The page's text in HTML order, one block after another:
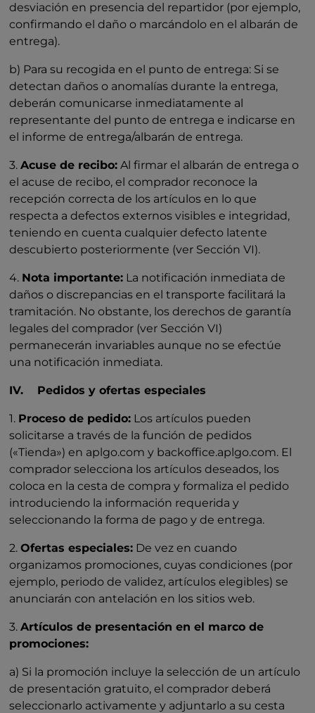
desviación en presencia del repartidor (por ejemplo,
confirmando el daño o marcándolo en el albarán de
entrega).
b) Para su recogida en el punto de entrega: Si se
detectan daños o anomalías durante la entrega,
deberán comunicarse inmediatamente al
representante del punto de entrega e indicarse en
el informe de entrega/albarán de entrega.
3.Acuse de recibo: Al firmar el albarán de entrega o
el acuse de recibo, el comprador reconoce la
recepción correcta de los artículos en lo que
respecta a defectos externos visibles e integridad,
teniendo en cuenta cualquier defecto latente
descubierto posteriormente (ver Sección VI).
4. Nota importante: La notificación inmediata de
daños o discrepancias en el transporte facilitará la
tramitación. No obstante, los derechos de garantía
legales del comprador (ver Sección VI)
permanecerán invariables aunque no se efectúe
una notificación inmediata.
IV. Pedidos y ofertas especiales
1. Proceso de pedido: Los artículos pueden
solicitarse a través de la función de pedidos
(«Tienda») en aplgo.com y backoffice.aplgo.com. El
comprador selecciona los artículos deseados, los
coloca en la cesta de compra y formaliza el pedido
introduciendo la información requerida y
seleccionando la forma de pago y de entrega.
2.Ofertas especiales: De vez en cuando
organizamos promociones, cuyas condiciones (por
ejemplo, periodo de validez, artículos elegibles) se
anunciarán con antelación en los sitios web.
3.Artículos de presentación en el marco de
promociones:
a) Si la promoción incluye la selección de un artículo
de presentación gratuito, el comprador deberá
seleccionarlo activamente y adjuntarlo a su cesta